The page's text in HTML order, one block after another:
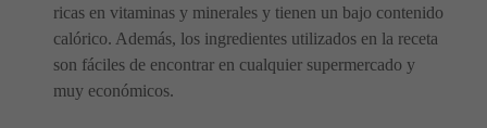
ricas en vitaminas y minerales y tienen un bajo contenido
calórico. Además, los ingredientes utilizados en la receta
son fáciles de encontrar en cualquier supermercado y
muy económicos.